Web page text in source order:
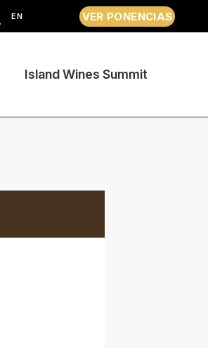
EN VER PONENCIAS
Island Wines Summit